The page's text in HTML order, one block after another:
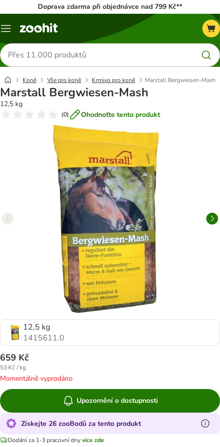
Doprava zdarma při objednávce nad 799 Kč**
Menu
Hledat
produkty
Koně Vše pro koně Krmivo pro koně Marstall Bergwiesen-Mash
Marstall Bergwiesen-Mash
12,5 kg
(0) Ohodnoťte tento produkt
12,5 kg
1415611.0
659 Kč
53 Kč / kg
Momentálně vyprodáno
Upozornění o dostupnosti
Získejte 26 zooBodů za tento produkt
Dodání za 1-3 pracovní dnyvíce zde